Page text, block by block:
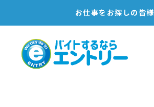
お仕事を お探しの皆様